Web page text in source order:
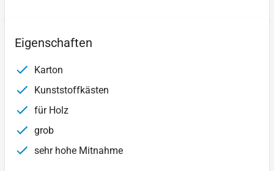
Eigenschaften
Karton
Kunststoffkästen
für Holz
grob
sehr hohe Mitnahme